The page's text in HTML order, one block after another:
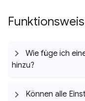
Wie füge ich
hinzu?
Können alle